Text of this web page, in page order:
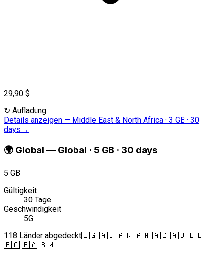
29,90 $
↻ Aufladung
Details anzeigen — Middle East & North Africa · 3 GB · 30
days →
🌍 Global — Global · 5 GB · 30 days
5 GB
Gültigkeit
30 Tage
Geschwindigkeit
5G
118 Länder abgedeckt🇪🇬 🇦🇱 🇦🇷 🇦🇲 🇦🇿 🇦🇺 🇧🇪
🇧🇴 🇧🇦 🇧🇼